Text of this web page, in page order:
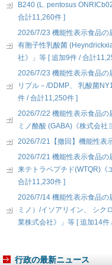
B240 (L. pentosus
合計11,260件 ]
2026/7/23 機能性表示食品
有胞子性乳酸菌
社》」等 [ 追加9件 / 合計
2026/7/23 機能性表示食品
リプル－/DDMP、 乳酸菌
件 / 合計11,250件 ]
2026/7/22 機能性表示食品
ミノ酪酸 (GABA)《株式会
2026/7/21【撤回】機能性表
2026/7/21 機能性表示食品
来テトラペプチド(WTQR)《
合計11,230件 ]
2026/7/14 機能性表示食品
ミノ）/イソアリイン、 シク
業株式会社》」等 [ 追加14件
行政の最新ニュース